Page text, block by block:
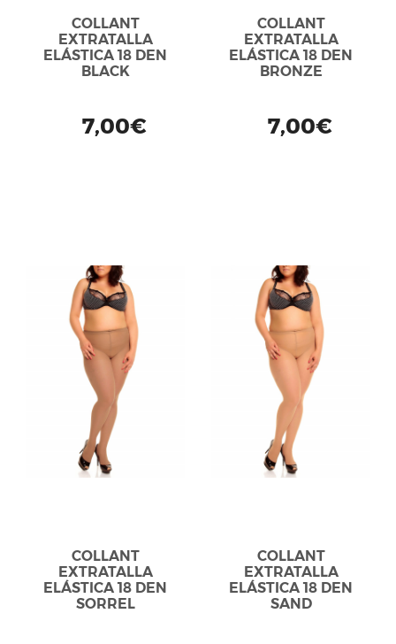
COLLANT
EXTRATALLA
ELÁSTICA 18 DEN
BLACK
7,00€
COLLANT
EXTRATALLA
ELÁSTICA 18 DEN
BRONZE
7,00€
COLLANT
EXTRATALLA
ELÁSTICA 18 DEN
SORREL
COLLANT
EXTRATALLA
ELÁSTICA 18 DEN
SAND